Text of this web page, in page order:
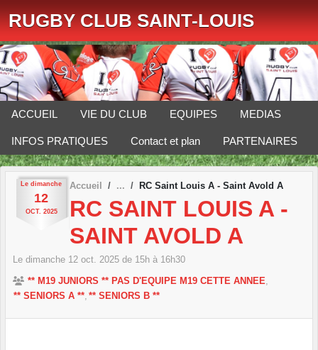
RUGBY CLUB SAINT-LOUIS
ACCUEIL VIE DU CLUB EQUIPES MEDIAS
INFOS PRATIQUES Contact et plan PARTENAIRES
Le dimanche
12
OCT. 2025
Accueil RC Saint Louis A - Saint Avold A
RC SAINT LOUIS A -
SAINT AVOLD A
Le dimanche 12 oct. 2025 de 15h à 16h30
** M19 JUNIORS ** PAS D'EQUIPE M19 CETTE ANNEE
** SENIORS A ** ** SENIORS B **